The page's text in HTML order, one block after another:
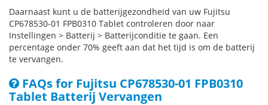
Daarnaast kunt u de batterijgezondheid van uw Fujitsu
CP678530-01 FPB0310 Tablet controleren door naar
Instellingen > Batterij > Batterijconditie te gaan. Een
percentage onder 70% geeft aan dat het tijd is om de batterij
te vervangen.
FAQs for Fujitsu CP678530-01 FPB0310
Tablet Batterij Vervangen